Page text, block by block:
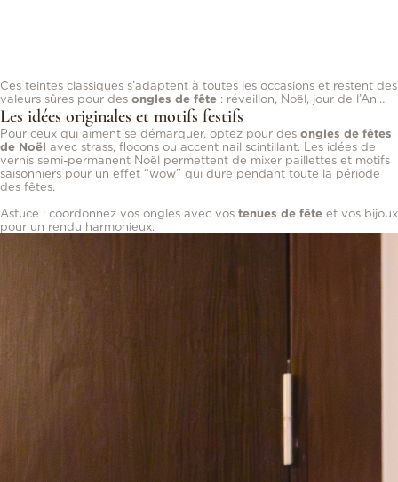
Ces teintes classiques s’adaptent à toutes les occasions et restent des
valeurs sûres pour des ongles de fête : réveillon, Noël, jour de l’An…
Les idées originales et motifs festifs
Pour ceux qui aiment se démarquer, optez pour des ongles de fêtes
de Noël avec strass, flocons ou accent nail scintillant. Les idées de
vernis semi-permanent Noël permettent de mixer paillettes et motifs
saisonniers pour un effet “wow” qui dure pendant toute la période
des fêtes.
Astuce : coordonnez vos ongles avec vos tenues de fête et vos bijoux
pour un rendu harmonieux.